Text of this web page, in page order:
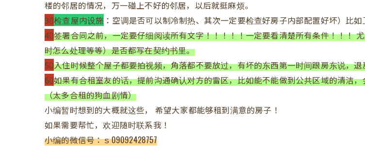
楼的邻居的情况，万一碰上不好的邻居，以后就挺麻烦。
3⃣检查屋内设施 ：空调是否可以制冷制热、其次一定要检查好房子内部配置好坏）比
4⃣签署合同之前，一定要仔细阅读所有文字！！！！！一定要看清楚所有条件！！！
时怎么处理等等）是否都写在契约书里。
5⃣入住时候整个屋子都要拍视频，角落都不要放过，有坏的东西第一时间跟房东说，
6⃣如果有合租室友的话，提前沟通确认对方的雷区，比如能不能做到公共区域的清洁
（太多合租的狗血剧情）
小编暂时想到的大概就这些， 希望大家都能够租到满意的房子！
如果需要帮忙，欢迎随时联系我！
小编的微信号：ｓ09092428757